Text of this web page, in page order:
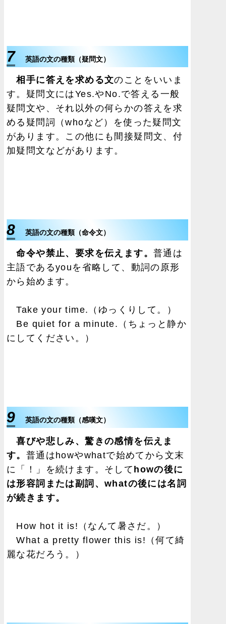
7 英語の文の種類（疑問文）
相手に答えを求める文のことをいいま
す。疑問文にはYes.やNo.で答える一般
疑問文や、それ以外の何らかの答えを求
める疑問詞（whoなど）を使った疑問文
があります。この他にも間接疑問文、付
加疑問文などがあります。
8 英語の文の種類（命令文）
命令や禁止、要求を伝えます。普通は
主語であるyouを省略して、動詞の原形
から始めます。
Take your time.（ゆっくりして。）
Be quiet for a minute.（ちょっと静か
にしてください。）
9 英語の文の種類（感嘆文）
喜びや悲しみ、驚きの感情を伝えま
す。 普通はhowやwhatで始めてから文末
に「！」を続けます。そして howの後に
は形容詞または副詞、whatの後には名詞
が続きます。
How hot it is!（なんて暑さだ。）
What a pretty flower this is!（何て綺
麗な花だろう。）